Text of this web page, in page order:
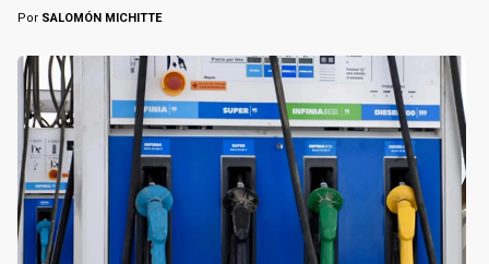
Por SALOMÓN MICHITTE